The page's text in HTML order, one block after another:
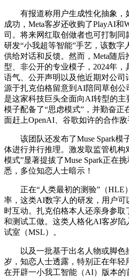
有报道称用户生成性化抽象，
成功，Meta客岁还收购了PlayAI和
司。将来网红取创做者也可打制
研发“小我超等智能”手艺，该数字
供给对话和反馈。然而，Meta随
型、非公开的专业模子，2024年，
语气、公开声明以及他近期对公司
源于扎克伯格留意到AI陪同草创公
是这家科技巨头全面向AI转型的主
模子配备了“思虑模式”，并勤奋正
面赶上OpenAI、谷歌如许的合作敌
该团队还发布了Muse Spark模
体进行并行推理。激发取监管机构
模式”显著提拔了Muse Spark正在
悉，多位知恋人士暗示！
正在“人类最初的测验”（HLE
率，这类AI数字人的研发，用户可
时互动。扎克伯格本人还亲身参
和测试工做。这类人格化AI客岁
试室（MSL）。
以及一批基于出名人物或脚色
岁，知恋人士透露，特别正在年轻
在开辟一小我工智能（AI）版本的